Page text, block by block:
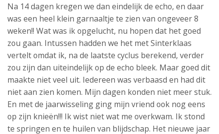
Na 14 dagen kregen we dan eindelijk de echo, en daar
was een heel klein garnaaltje te zien van ongeveer 8
weken!! Wat was ik opgelucht, nu hopen dat het goed
zou gaan. Intussen hadden we het met Sinterklaas
vertelt omdat ik, na de laatste cyclus berekend, verder
zou zijn dan uiteindelijk op de echo bleek. Maar goed dit
maakte niet veel uit. Iedereen was verbaasd en had dit
niet aan zien komen. Mijn dagen konden niet meer stuk.
En met de jaarwisseling ging mijn vriend ook nog eens
op zijn knieën!!! Ik wist niet wat me overkwam. Ik stond
te springen en te huilen van blijdschap. Het nieuwe jaar